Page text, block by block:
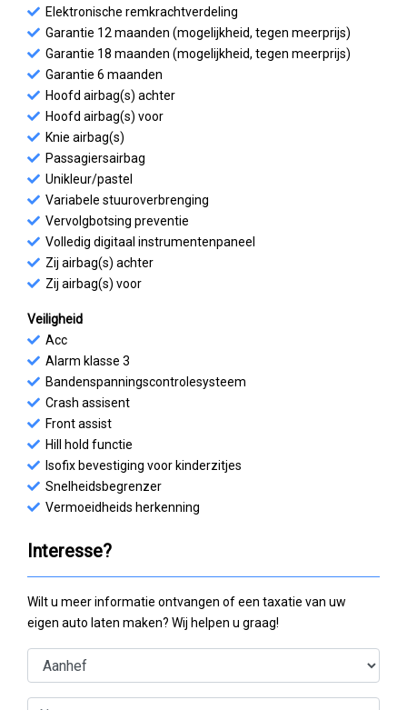
Elektronische remkrachtverdeling
Garantie 12 maanden (mogelijkheid, tegen meerprijs)
Garantie 18 maanden (mogelijkheid, tegen meerprijs)
Garantie 6 maanden
Hoofd airbag(s) achter
Hoofd airbag(s) voor
Knie airbag(s)
Passagiersairbag
Unikleur/pastel
Variabele stuuroverbrenging
Vervolgbotsing preventie
Volledig digitaal instrumentenpaneel
Zij airbag(s) achter
Zij airbag(s) voor
Veiligheid
Acc
Alarm klasse 3
Bandenspanningscontrolesysteem
Crash assisent
Front assist
Hill hold functie
Isofix bevestiging voor kinderzitjes
Snelheidsbegrenzer
Vermoeidheids herkenning
Interesse?
Wilt u meer informatie ontvangen of een taxatie van uw
eigen auto laten maken? Wij helpen u graag!